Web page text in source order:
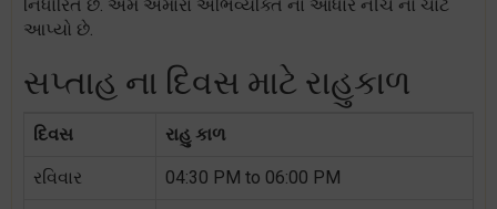
નિર્ધારિત છે. અમે અમારા અભિવ્યક્તિ ના આધારે નીચે નો ચાર્ટ
આપ્યો છે.
સપ્તાહ ના દિવસ માટે રાહુકાળ
દિવસ રાહુ કાળ
રવિવાર 04:30 PM to 06:00 PM